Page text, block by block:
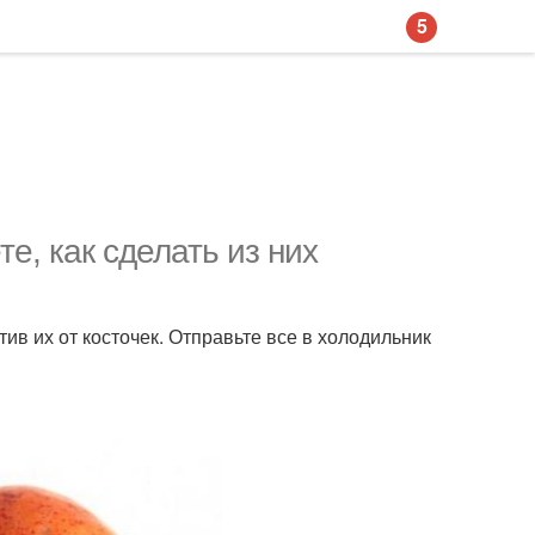
как сделать из них
их от косточек. Отправьте все в холодильник
5